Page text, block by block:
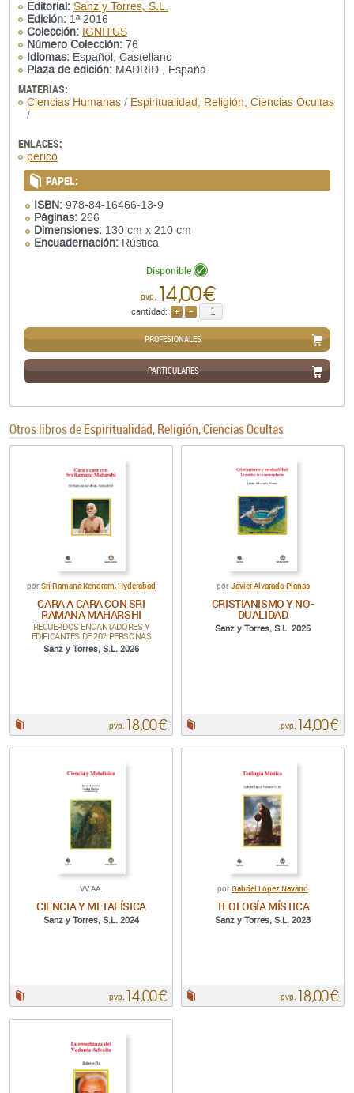
Editorial: Sanz y Torres, S.L.
Edición: 1ª 2016
Colección: IGNITUS
Número Colección: 76
Idiomas: Español, Castellano
Plaza de edición: MADRID , España
MATERIAS:
Ciencias Humanas / Espiritualidad, Religión, Ciencias Ocultas
/
ENLACES:
perico
PAPEL:
ISBN: 978-84-16466-13-9
Páginas: 266
Dimensiones: 130 cm x 210 cm
Encuadernación: Rústica
Disponible
pvp. 14,00 €
cantidad:
PROFESIONALES
PARTICULARES
Otros libros deEspiritualidad, Religión, Ciencias Ocultas
por Sri Ramana Kendram, Hyderabad
CARA A CARA CON SRI
RAMANA MAHARSHI
RECUERDOS ENCANTADORES Y
EDIFICANTES DE 202 PERSONAS
Sanz y Torres, S.L. 2026
pvp. 18,00 €
por Javier Alvarado Planas
CRISTIANISMO Y NO-
DUALIDAD
Sanz y Torres, S.L. 2025
pvp. 14,00 €
VV.AA.
CIENCIA Y METAFÍSICA
Sanz y Torres, S.L. 2024
pvp. 14,00 €
por Gabriel López Navarro
TEOLOGÍA MÍSTICA
Sanz y Torres, S.L. 2023
pvp. 18,00 €